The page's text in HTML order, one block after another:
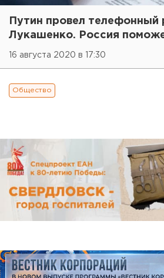
Путин провел телефонный
Лукашенко. Россия
16 августа 2020 в 17:30
Общество